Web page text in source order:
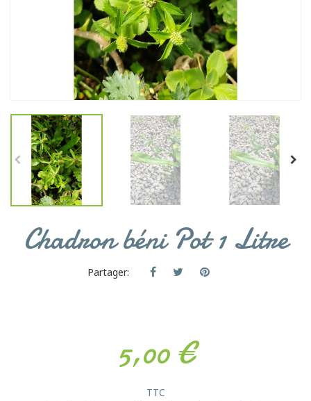
Chadron béni Pot 1 Litre
Partager:
5,00 €
TTC